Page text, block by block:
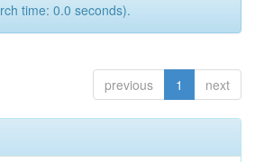
time: 0.0 seconds).
previous 1 next